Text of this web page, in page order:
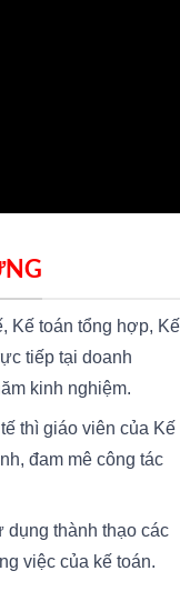
Kế toán tổng hợp, Kế
tiếp tại doanh
kinh nghiệm.
thì giáo viên của Kế
đam mê công tác
dụng thành thạo các
việc của kế toán.